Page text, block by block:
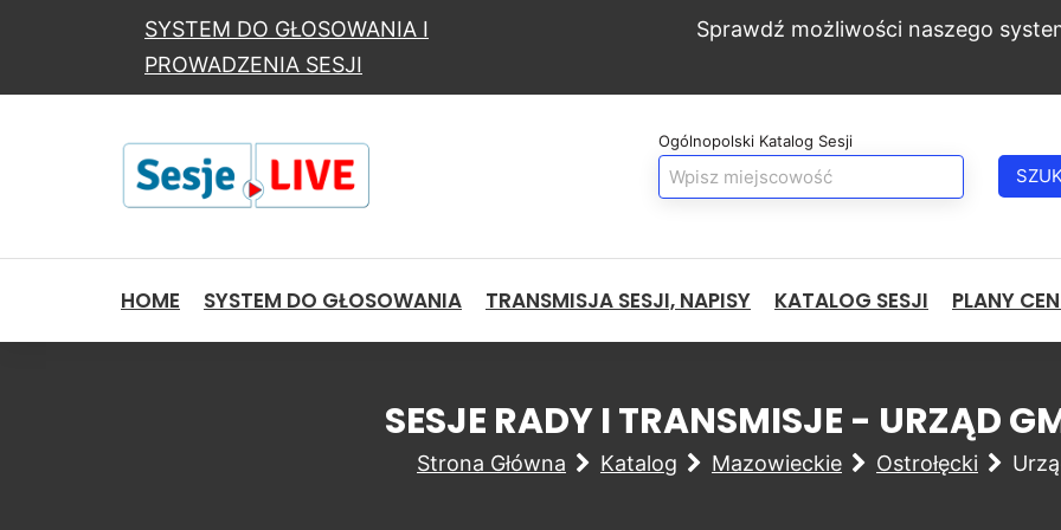
SYSTEM DO GŁOSOWANIA I
PROWADZENIA SESJI
Sprawdź możliwości naszego
Ogólnopolski Katalog Sesji
HOME SYSTEM DO GŁOSOWANIA TRANSMISJA SESJI, NAPISY KATALOG SESJI PLANY
SESJE RADY I TRANSMISJE - URZĄD
Strona Główna Katalog Mazowieckie Ostrołęcki